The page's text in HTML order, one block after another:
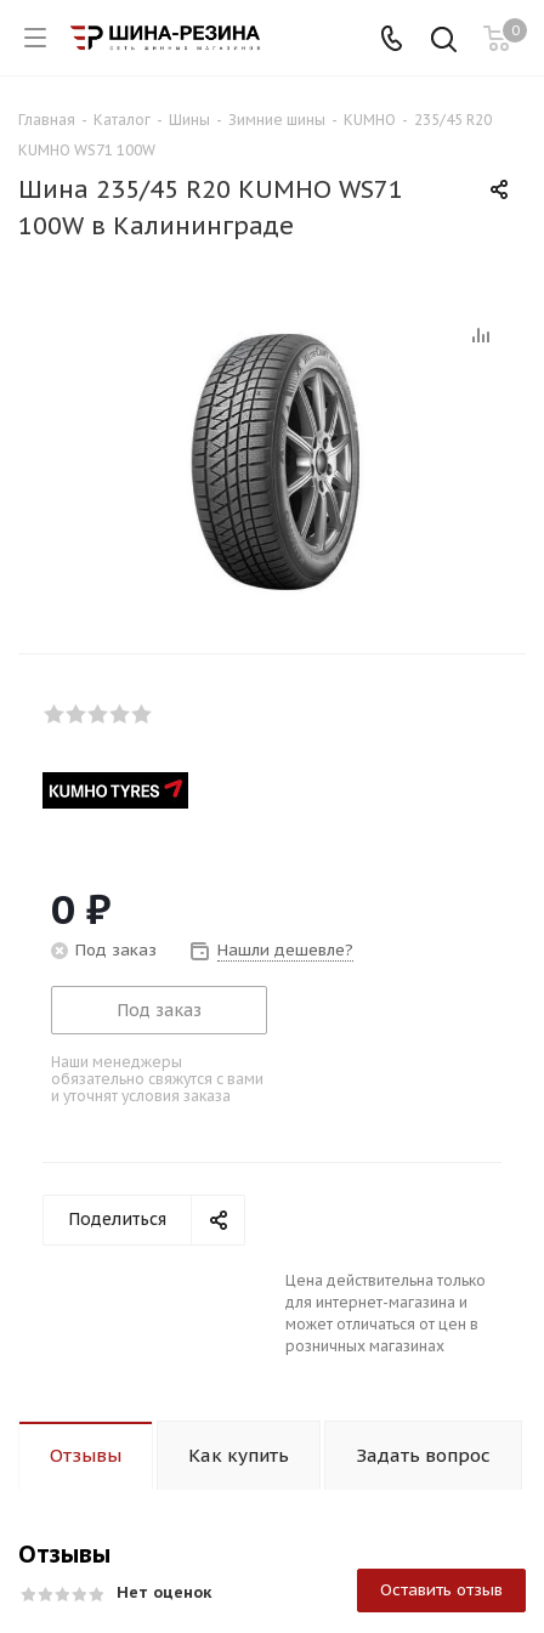
0
Главная - Каталог - Шины - Зимние шины - KUMHO - 235/45 R20
KUMHO WS71 100W
Шина 235/45 R20 KUMHO WS71
100W в Калининграде
0 ₽
Под заказ Нашли дешевле?
Под заказ
Наши менеджеры
обязательно свяжутся с вами
и уточнят условия заказа
Поделиться
Цена действительна только
для интернет-магазина и
может отличаться от цен в
розничных магазинах
Отзывы Как купить Задать вопрос
Отзывы
Нет оценок Оставить отзыв